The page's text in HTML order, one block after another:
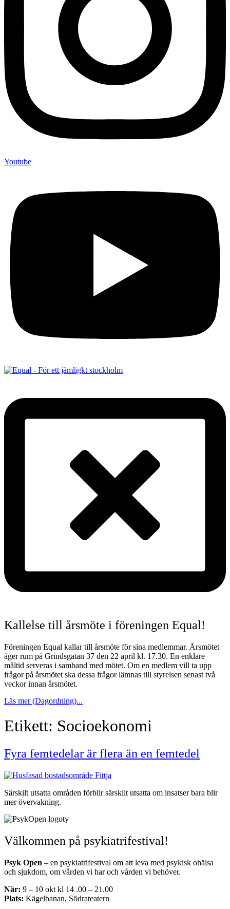
Youtube
Kallelse till årsmöte i föreningen Equal!
Föreningen Equal kallar till årsmöte för sina medlemmar. Årsmötet
äger rum på Grindsgatan 37 den 22 april kl. 17.30. En enklare
måltid serveras i samband med mötet. Om en medlem vill ta upp
frågor på årsmötet ska dessa frågor lämnas till styrelsen senast två
veckor innan årsmötet.
Läs mer (Dagordning)...
Etikett: Socioekonomi
Fyra femtedelar är flera än en femtedel
Särskilt utsatta områden förblir särskilt utsatta om insatser bara blir
mer övervakning.
Välkommen på psykiatrifestival!
Psyk Open – en psykiatrifestival om att leva med psykisk ohälsa
och sjukdom, om vården vi har och vården vi behöver.
När: 9 – 10 okt kl 14 .00 – 21.00
Plats: Kägelbanan, Södrateatern